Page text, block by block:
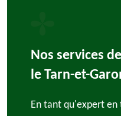
Nos services
le Tarn-et-
En tant qu'expert